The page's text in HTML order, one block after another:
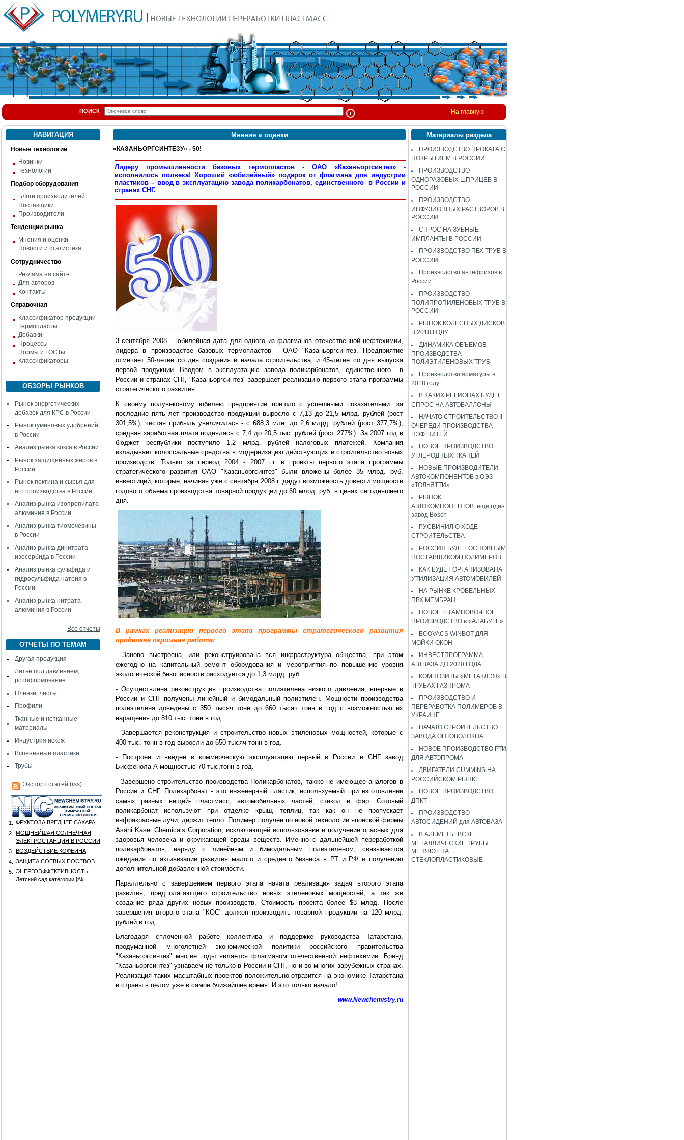
ПОИСК На главную
НАВИГАЦИЯ
Новые технологии
Новинки
Технологии
Подбор оборудования
Блоги производителей
Поставщики
Производители
Тенденции рынка
Мнения и оценки
Новости и статистика
Сотрудничество
Реклама на сайте
Для авторов
Контакты
Справочная
Классификатор продукции
Термопласты
Добавки
Процессы
Нормы и ГОСТы
Классификаторы
ОБЗОРЫ РЫНКОВ
Рынок энергетических
добавок для КРС в России
Рынок гуминовых удобрений
в России
Анализ рынка кокса в России
Рынок защищенных жиров в
России
Рынок пектина и сырья для
его производства в России
Анализ рынка изопропилата
алюминия в России
Анализ рынка тиомочевины
в России
Анализ рынка динитрата
изосорбида в России
Анализ рынка сульфида и
гидросульфида натрия в
России
Анализ рынка нитрата
алюминия в России
Все отчеты
ОТЧЕТЫ ПО ТЕМАМ
Другая продукция
Литье под давлением,
ротоформование
Пленки, листы
Профили
Тканные и нетканные
материалы
Индустрия искож
Вспененные пластики
Трубы
Экспорт статей (rss)
1.
ФРУКТОЗА ВРЕДНЕЕ САХАРА
2.
МОЩНЕЙШАЯ СОЛНЕЧНАЯ
ЭЛЕКТРОСТАНЦИЯ В РОССИИ
3.
ВОЗДЕЙСТВИЕ КОФЕИНА
4.
ЗАЩИТА СОЕВЫХ ПОСЕВОВ
5.
ЭНЕРГОЭФФЕКТИВНОСТЬ:
Детский сад категории [Аk
Мнения и оценки
«КАЗАНЬОРГСИНТЕЗУ» - 50!
Лидеру промышленности базовых термопластов - ОАО «Казаньоргсинтез» -
исполнилось полвека! Хороший «юбилейный» подарок от флагмана для индустрии
пластиков – ввод в эксплуатацию завода поликарбонатов, единственного в России и
странах СНГ.
3 сентября 2008 – юбилейная дата для одного из флагманов отечественной нефтехимии,
лидера в производстве базовых термопластов - ОАО "Казаньоргсинтез. Предприятие
отмечает 50-летие со дня создания и начала строительства, и 45-летие со дня выпуска
первой продукции. Вводом в эксплуатацию завода поликарбонатов, единственного в
России и странах СНГ, "Казаньоргсинтез" завершает реализацию первого этапа программы
стратегического развития.
К своему полувековому юбилею предприятие пришло с успешными показателями: за
последние пять лет производство продукции выросло с 7,13 до 21,5 млрд. рублей (рост
301,5%), чистая прибыль увеличилась - с 688,3 млн. до 2,6 млрд. рублей (рост 377,7%),
средняя заработная плата поднялась с 7,4 до 20,5 тыс. рублей (рост 277%). За 2007 год в
бюджет республики поступило 1,2 млрд. рублей налоговых платежей. Компания
вкладывает колоссальные средства в модернизацию действующих и строительство новых
производств. Только за период 2004 - 2007 г.г. в проекты первого этапа программы
стратегического развития ОАО "Казаньоргсинтез" были вложены более 35 млрд. руб.
инвестиций, которые, начиная уже с сентября 2008 г. дадут возможность довести мощности
годового объема производства товарной продукции до 60 млрд. руб. в ценах сегодняшнего
дня.
В рамках реализации первого этапа программы стратегического развития
проделана огромная работа:
- Заново выстроена, или реконструирована вся инфраструктура общества, при этом
ежегодно на капитальный ремонт оборудования и мероприятия по повышению уровня
экологической безопасности расходуется до 1,3 млрд. руб.
- Осуществлена реконструкция производства полиэтилена низкого давления, впервые в
России и СНГ получены линейный и бимодальный полиэтилен. Мощности производства
полиэтилена доведены с 350 тысяч тонн до 660 тысяч тонн в год с возможностью их
наращения до 810 тыс. тонн в год.
- Завершается реконструкция и строительство новых этиленовых мощностей, которые с
400 тыс. тонн в год выросли до 650 тысяч тонн в год.
- Построен и введен в коммерческую эксплуатацию первый в России и СНГ завод
Бисфенола-А мощностью 70 тыс.тонн в год.
- Завершено строительство производства Поликарбонатов, также не имеющее аналогов в
России и СНГ. Поликарбонат - это инженерный пластик, используемый при изготовлении
самых разных вещей- пластмасс, автомобильных частей, стекол и фар. Сотовый
поликарбонат используют при отделке крыш, теплиц, так как он не пропускает
инфракрасные лучи, держит тепло. Полимер получен по новой технологии японской фирмы
Asahi Kasei Chemicals Corporation, исключающей использование и получение опасных для
здоровья человека и окружающей среды веществ. Именно с дальнейшей переработкой
поликарбонатов, наряду с линейным и бимодальным полиэтиленом, связываются
ожидания по активизации развития малого и среднего бизнеса в РТ и РФ и получению
дополнительной добавленной стоимости.
Параллельно с завершением первого этапа начата реализация задач второго этапа
развития, предполагающего строительство новых этиленовых мощностей, а так же
создание ряда других новых производств. Стоимость проекта более $3 млрд. После
завершения второго этапа "КОС" должен производить товарной продукции на 120 млрд.
рублей в год.
Благодаря сплоченной работе коллектива и поддержке руководства Татарстана,
продуманной многолетней экономической политики российского правительства
"Казаньоргсинтез" многие годы является флагманом отечественной нефтехимии. Бренд
"Казаньоргсинтез" узнаваем не только в России и СНГ, но и во многих зарубежных странах.
Реализация таких масштабных проектов положительно отразится на экономике Татарстана
и страны в целом уже в самое ближайшее время. И это только начало!
www.Newchemistry.ru
Материалы раздела
ПРОИЗВОДСТВО ПРОКАТА С
ПОКРЫТИЕМ В РОССИИ
ПРОИЗВОДСТВО
ОДНОРАЗОВЫХ ШПРИЦЕВ В
РОССИИ
ПРОИЗВОДСТВО
ИНФУЗИОННЫХ РАСТВОРОВ В
РОССИИ
СПРОС НА ЗУБНЫЕ
ИМПЛАНТЫ В РОССИИ
ПРОИЗВОДСТВО ПВХ ТРУБ В
РОССИИ
Производство антифризов в
России
ПРОИЗВОДСТВО
ПОЛИПРОПИЛЕНОВЫХ ТРУБ В
РОССИИ
РЫНОК КОЛЕСНЫХ ДИСКОВ
В 2018 ГОДУ
ДИНАМИКА ОБЪЕМОВ
ПРОИЗВОДСТВА
ПОЛИЭТИЛЕНОВЫХ ТРУБ
Производство арматуры в
2018 году
В КАКИХ РЕГИОНАХ БУДЕТ
СПРОС НА АВТОБАЛЛОНЫ
НАЧАТО СТРОИТЕЛЬСТВО II
ОЧЕРЕДИ ПРОИЗВОДСТВА
ПЭФ НИТЕЙ
НОВОЕ ПРОИЗВОДСТВО
УГЛЕРОДНЫХ ТКАНЕЙ
НОВЫЕ ПРОИЗВОДИТЕЛИ
АВТОКОМПОНЕНТОВ в ОЭЗ
«ТОЛЬЯТТИ»
РЫНОК
АВТОКОМПОНЕНТОВ: еще один
завод Bosch
РУСВИНИЛ О ХОДЕ
СТРОИТЕЛЬСТВА
РОССИЯ БУДЕТ ОСНОВНЫМ
ПОСТАВЩИКОМ ПОЛИМЕРОВ
КАК БУДЕТ ОРГАНИЗОВАНА
УТИЛИЗАЦИЯ АВТОМОБИЛЕЙ
НА РЫНКЕ КРОВЕЛЬНЫХ
ПВХ МЕМБРАН
НОВОЕ ШТАМПОВОЧНОЕ
ПРОИЗВОДСТВО в «АЛАБУГЕ»
ECOVACS WINBOT ДЛЯ
МОЙКИ ОКОН
ИНВЕСТПРОГРАММА
АВТВАЗА ДО 2020 ГОДА
КОМПОЗИТЫ «МЕТАКЛЭЯ» В
ТРУБАХ ГАЗПРОМА
ПРОИЗВОДСТВО И
ПЕРЕРАБОТКА ПОЛИМЕРОВ В
УКРАИНЕ
НАЧАТО СТРОИТЕЛЬСТВО
ЗАВОДА ОПТОВОЛОКНА
НОВОЕ ПРОИЗВОДСТВО РТИ
ДЛЯ АВТОПРОМА
ДВИГАТЕЛИ CUMMINS НА
РОССИЙСКОМ РЫНКЕ
НОВОЕ ПРОИЗВОДСТВО
ДПКТ
ПРОИЗВОДСТВО
АВТОСИДЕНИЙ для АВТОВАЗА
В АЛЬМЕТЬЕВСКЕ
МЕТАЛЛИЧЕСКИЕ ТРУБЫ
МЕНЯЮТ НА
СТЕКЛОПЛАСТИКОВЫЕ